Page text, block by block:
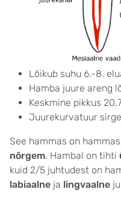
Lõikub suhu 6.-8.
Hamba juure areng
Keskmine pikkus
Juurekurvatuur
See hammas on
nõrgem. Hambal on tihti
kuid 2/5 juhtudest on
labiaalne ja lingvaalne